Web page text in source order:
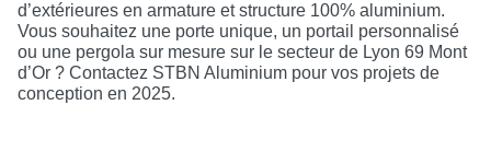
d’extérieures en armature et structure 100% aluminium.
Vous souhaitez une porte unique, un portail personnalisé
ou une pergola sur mesure sur le secteur de Lyon 69 Mont
d’Or ? Contactez STBN Aluminium pour vos projets de
conception en 2025.